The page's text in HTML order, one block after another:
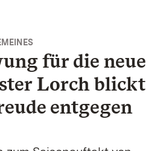
für die neue
Lorch blickt
entgegen